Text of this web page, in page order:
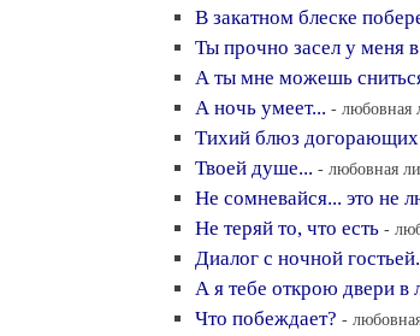
В закатном блеске
Ты прочно засел у меня в
А ты мне можешь
А ночь умеет... - любовная
Тихий блюз догорающих
Твоей душе... - любовная
Не сомневайся... это не
Не теряй то, что есть -
Диалог с ночной
А я тебе открою двери в
Что побеждает? -